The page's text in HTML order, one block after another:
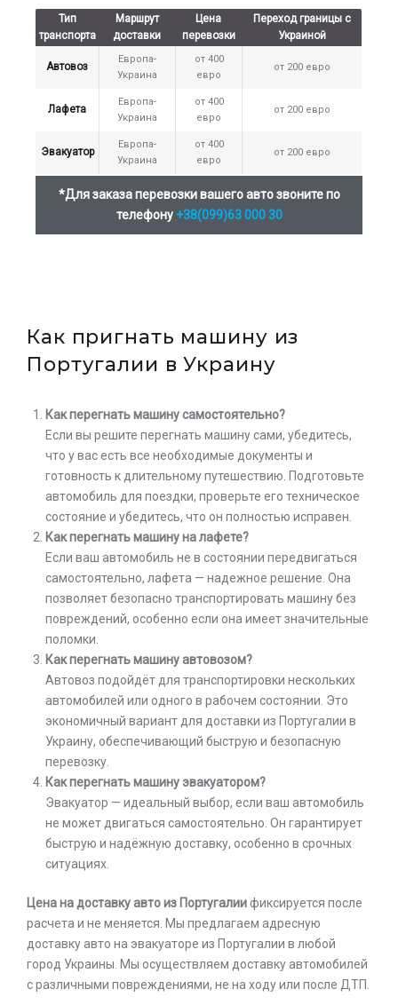
Тип
транспорта
Маршрут
доставки
Цена
перевозки
Переход границы с
Украиной
Автовоз
Европа-
Украина
от 400
евро
от 200 евро
Лафета
Европа-
Украина
от 400
евро
от 200 евро
Эвакуатор
Европа-
Украина
от 400
евро
от 200 евро
*Для заказа перевозки вашего авто звоните по
телефону +38(099)63 000 30
Как пригнать машину из
Португалии в Украину
Как перегнать машину самостоятельно?
Если вы решите перегнать машину сами, убедитесь,
что у вас есть все необходимые документы и
готовность к длительному путешествию. Подготовьте
автомобиль для поездки, проверьте его техническое
состояние и убедитесь, что он полностью исправен.
Как перегнать машину на лафете?
Если ваш автомобиль не в состоянии передвигаться
самостоятельно, лафета — надежное решение. Она
позволяет безопасно транспортировать машину без
повреждений, особенно если она имеет значительные
поломки.
Как перегнать машину автовозом?
Автовоз подойдёт для транспортировки нескольких
автомобилей или одного в рабочем состоянии. Это
экономичный вариант для доставки из Португалии в
Украину, обеспечивающий быструю и безопасную
перевозку.
Как перегнать машину эвакуатором?
Эвакуатор — идеальный выбор, если ваш автомобиль
не может двигаться самостоятельно. Он гарантирует
быструю и надёжную доставку, особенно в срочных
ситуациях.
Цена на доставку авто из Португалиификсируется после
расчета и не меняется. Мы предлагаем адресную
доставку авто на эвакуаторе из Португалии в любой
город Украины. Мы осуществляем доставку автомобилей
с различными повреждениями, не на ходу или после ДТП.